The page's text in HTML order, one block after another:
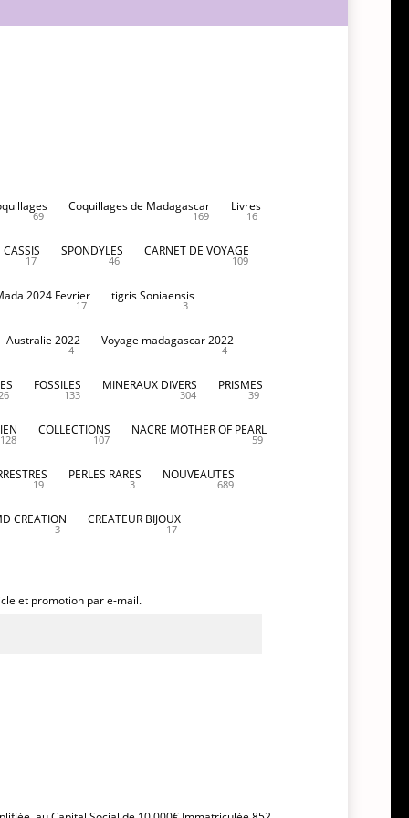
69
Coquillages de Madagascar
169
Livres
16
CASSIS
17
SPONDYLES
46
CARNET DE VOYAGE
109
2024 Fevrier
17
tigris Soniaensis
3
Australie 2022
4
Voyage madagascar 2022
4
FOSSILES
133
MINERAUX DIVERS
304
PRISMES
39
128
COLLECTIONS
107
NACRE MOTHER OF PEARL
59
19
PERLES RARES
3
NOUVEAUTES
689
CREATION
3
CREATEUR BIJOUX
17
et promotion par e-mail.